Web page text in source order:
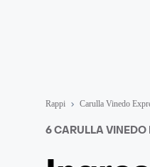
Rappi Carulla Vinedo
6 CARULLA VINEDO